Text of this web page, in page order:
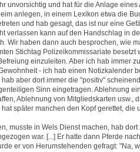
unvorsichtig und hat für die Anlage
anlegen, in einem Lexikon etwa die
und hab gesagt, das ist nur eine
verlassen kann auf den Handschlag in
Wir haben dann auch besprochen, wie
Stichtag Polizeikommissariate besetzt
einzuleiten. Aber ich hab immer
- ich hab einen Notizkalender
aber dort immer die "positiv"
Sinn eingetragen. Ablehnung
Ablehnung von Mitgliedskarten usw.,
später manchen den Kopf gerettet, die
musste in Wels Dienst machen, hab
war. [...] Er hatte dann Pferde
er von Herumstehenden gefragt: "Na,